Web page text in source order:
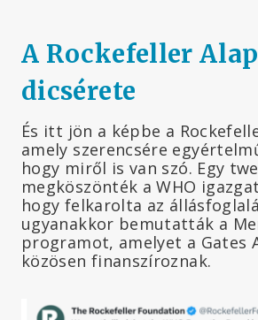
A Rockefeller
dicsérete
És itt jön a képbe a
amely szerencsére
hogy miről is van szó. Egy
megköszönték a WHO
hogy felkarolta az
ugyanakkor bemutatták a
programot, amelyet a Gates
közösen finanszíroznak.